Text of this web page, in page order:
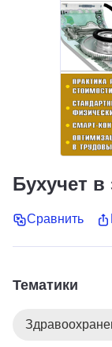
Бухучет
Сравнить
Тематики